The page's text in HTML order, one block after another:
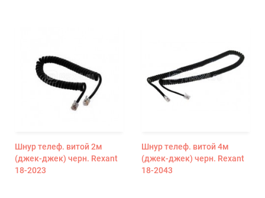
Шнур телеф. витой 2м
(джек-джек) черн. Rexant
18-2023
Шнур телеф. витой 4м
(джек-джек) черн. Rexant
18-2043